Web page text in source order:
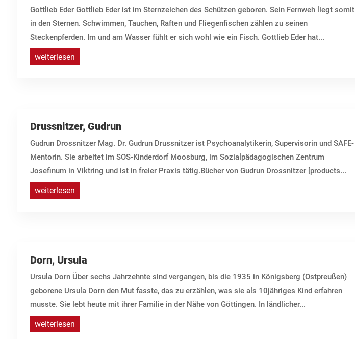
Gottlieb Eder Gottlieb Eder ist im Sternzeichen des Schützen geboren. Sein Fernweh liegt somit
in den Sternen. Schwimmen, Tauchen, Raften und Fliegenfischen zählen zu seinen
Steckenpferden. Im und am Wasser fühlt er sich wohl wie ein Fisch. Gottlieb Eder hat...
weiterlesen
Drussnitzer, Gudrun
Gudrun Drossnitzer Mag. Dr. Gudrun Drussnitzer ist Psychoanalytikerin, Supervisorin und SAFE-
Mentorin. Sie arbeitet im SOS-Kinderdorf Moosburg, im Sozialpädagogischen Zentrum
Josefinum in Viktring und ist in freier Praxis tätig.Bücher von Gudrun Drossnitzer [products...
weiterlesen
Dorn, Ursula
Ursula Dorn Über sechs Jahrzehnte sind vergangen, bis die 1935 in Königsberg (Ostpreußen)
geborene Ursula Dorn den Mut fasste, das zu erzählen, was sie als 10jähriges Kind erfahren
musste. Sie lebt heute mit ihrer Familie in der Nähe von Göttingen. In ländlicher...
weiterlesen